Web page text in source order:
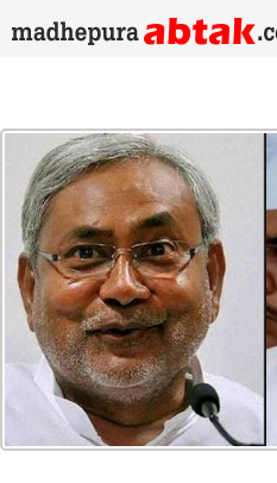
Tag Archives: Congress Party